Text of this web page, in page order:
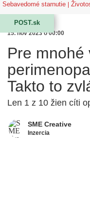
Sebavedomé starnutie
POST.sk
15. nov 2023 o 00:00
Pre mnohé
Takto to
Len 1 z 10 žien cíti
SME Creative
Inzercia